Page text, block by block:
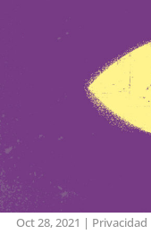
Oct 28, 2021 | Privacidad